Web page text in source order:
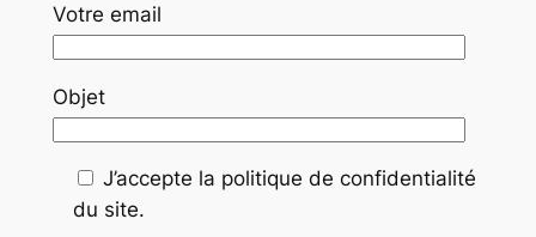
Votre email
Objet
J’accepte la politique de confidentialité
du site.